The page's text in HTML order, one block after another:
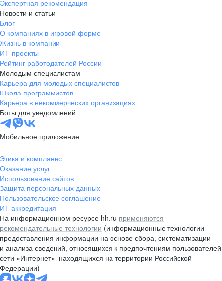
Экспертная рекомендация
Новости и статьи
Блог
О компаниях в игровой форме
Жизнь в компании
ИТ-проекты
Рейтинг работодателей России
Молодым специалистам
Карьера для молодых специалистов
Школа программистов
Карьера в некоммерческих организациях
Боты для уведомлений
Мобильное приложение
Этика и комплаенс
Оказание услуг
Использование сайтов
Защита персональных данных
Пользовательское соглашение
ИТ аккредитация
На информационном ресурсе hh.ru применяются
рекомендательные технологии (информационные технологии
предоставления информации на основе сбора, систематизации
и анализа сведений, относящихся к предпочтениям пользователей
сети «Интернет», находящихся на территории Российской
Федерации)